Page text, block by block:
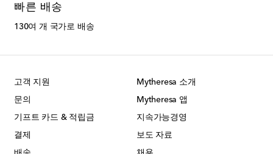
빠른 배송
130여 개 국가로 배송
고객 지원
문의
기프트 카드 & 적립금
결제
Mytheresa 소개
Mytheresa 앱
지속가능경영
보도 자료